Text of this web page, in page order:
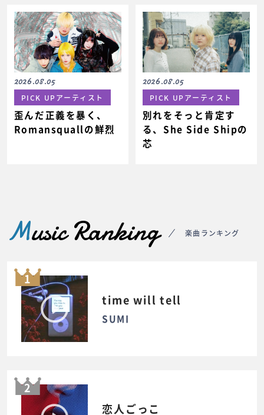
2026.08.05
PICK UPアーティスト
歪んだ正義を暴く、
Romansquallの鮮烈
2026.08.05
PICK UPアーティスト
別れをそっと肯定す
る、She Side Shipの
芯
Music Ranking 楽曲ランキング
1
time will tell
SUMI
2
恋人ごっこ